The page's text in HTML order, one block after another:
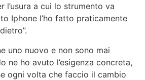
l’usura a cui lo strumento va
Iphone l’ho fatto praticamente
uno nuovo e non sono mai
ne ho avuto l’esigenza concreta,
ogni volta che faccio il cambio